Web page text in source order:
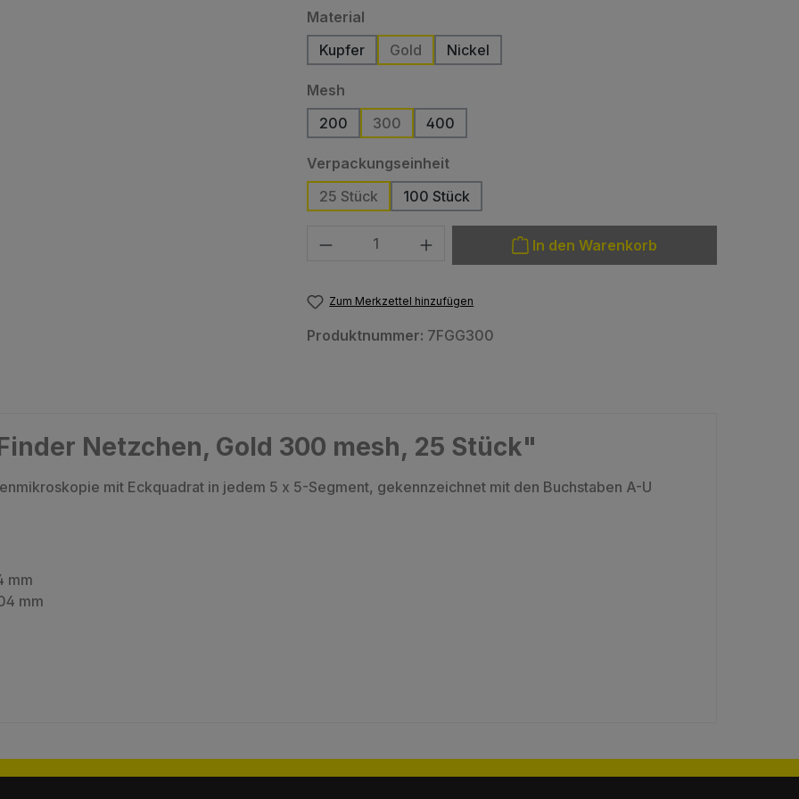
Material
Kupfer
(Diese Option ist zurzeit nicht verfügbar.)
Gold Nickel
(Diese Option ist zurzeit nicht verfügbar.)
Mesh
200
300 400
Verpackungseinheitauswählen
25 Stück
100 Stück
(Diese Option ist zurzeit nicht verfügbar.)
Produkt Anzahl: Gib den gewünschten Wert ein oder benutze die
In den Warenkorb
Zum Merkzettel hinzufügen
Produktnummer: 7FGG300
Netzchen, Gold 300 mesh, 25 Stück"
mit Eckquadrat in jedem 5 x 5-Segment, gekennzeichnet mit den Buchstaben A-U
mm
mm